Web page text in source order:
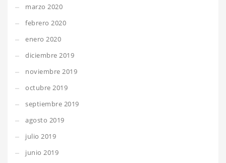
marzo 2020
febrero 2020
enero 2020
diciembre 2019
noviembre 2019
octubre 2019
septiembre 2019
agosto 2019
julio 2019
junio 2019